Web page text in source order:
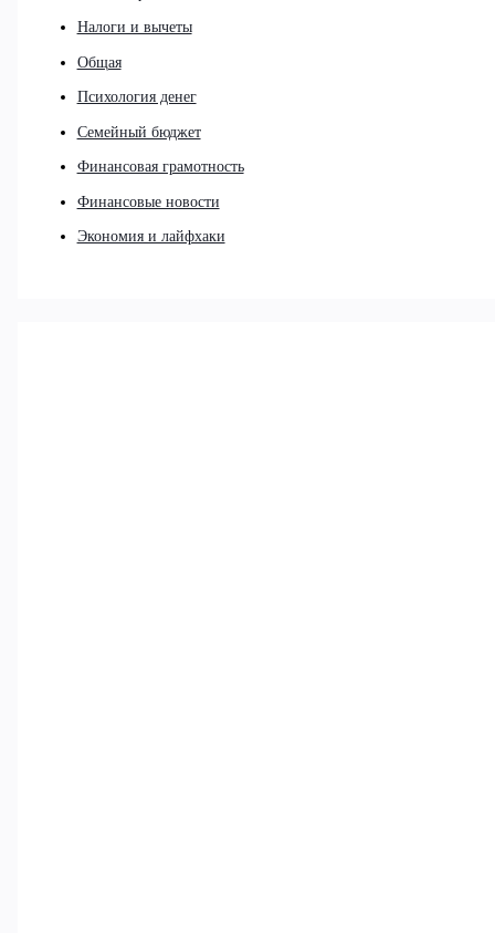
Налоги и вычеты
Общая
Психология денег
Семейный бюджет
Финансовая грамотность
Финансовые новости
Экономия и лайфхаки